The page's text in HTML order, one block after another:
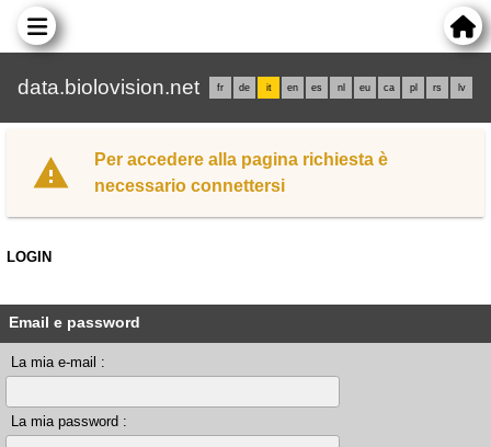
data.biolovision.net fr de it en es nl eu ca pl rs lv
Per accedere alla pagina richiesta è
necessario connettersi
LOGIN
Email e password
La mia e-mail :
La mia password :